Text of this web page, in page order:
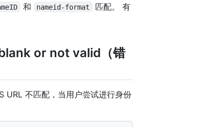
和 nameid-format
匹配。 有
or not valid（错
不匹配，当用户尝试进行身份